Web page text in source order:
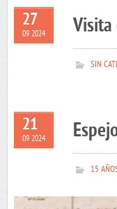
27
09 2024 Visita
SIN
21
09 2024
15